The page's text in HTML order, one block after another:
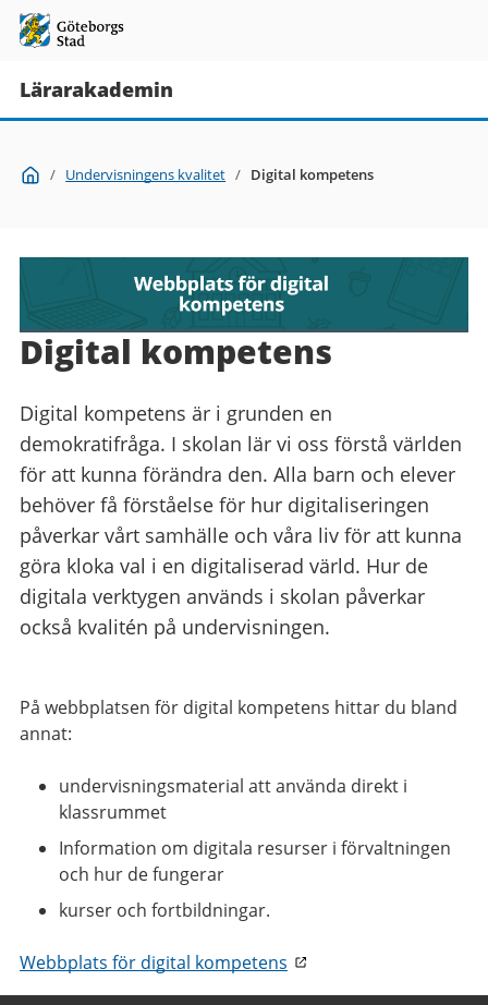
Lärarakademin
Du Start
/ Undervisningens kvalitet / Digital kompetens
Digital kompetens
Digital kompetens är i grunden en
demokratifråga. I skolan lär vi oss förstå världen
för att kunna förändra den. Alla barn och elever
behöver få förståelse för hur digitaliseringen
påverkar vårt samhälle och våra liv för att kunna
göra kloka val i en digitaliserad värld. Hur de
digitala verktygen används i skolan påverkar
också kvalitén på undervisningen.
På webbplatsen för digital kompetens hittar du bland
annat:
undervisningsmaterial att använda direkt i
klassrummet
Information om digitala resurser i förvaltningen
och hur de fungerar
kurser och fortbildningar.
Webbplats för digital kompetens